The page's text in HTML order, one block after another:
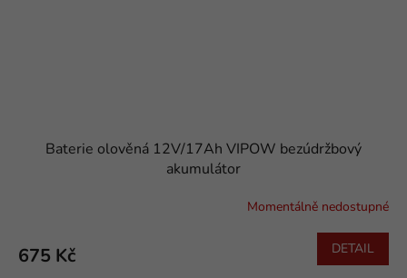
Baterie olověná 12V/17Ah VIPOW bezúdržbový
akumulátor
Momentálně nedostupné
675 Kč DETAIL